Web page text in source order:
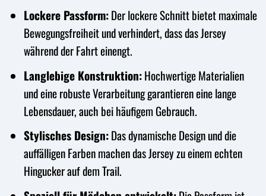
Lockere Passform:Der lockere Schnitt bietet maximale
Bewegungsfreiheit und verhindert, dass das Jersey
während der Fahrt einengt.
Langlebige Konstruktion:Hochwertige Materialien
und eine robuste Verarbeitung garantieren eine lange
Lebensdauer, auch bei häufigem Gebrauch.
Stylisches Design:Das dynamische Design und die
auffälligen Farben machen das Jersey zu einem echten
Hingucker auf dem Trail.